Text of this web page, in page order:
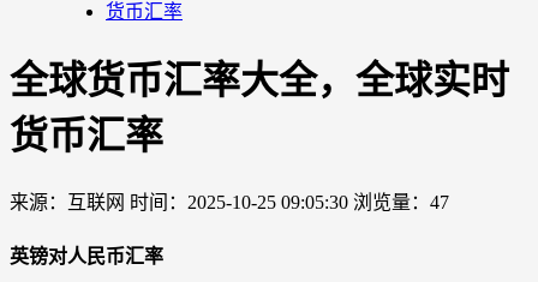
货币汇率
全球货币汇率大全，全球实时
货币汇率
来源：互联网 时间：2025-10-25 09:05:30 浏览量：47
英镑对人民币汇率